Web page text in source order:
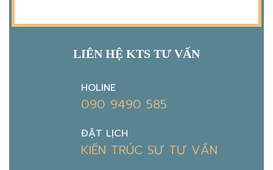
LIÊN HỆ KTS TƯ VẤN
HOLINE
090 9490 585
ĐẶT LỊCH
KIẾN TRÚC SƯ TƯ VẤN